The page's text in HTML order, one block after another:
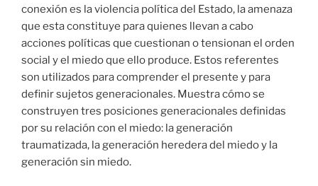
conexión es la violencia política del Estado, la amenaza
que esta constituye para quienes llevan a cabo
acciones políticas que cuestionan o tensionan el orden
social y el miedo que ello produce. Estos referentes
son utilizados para comprender el presente y para
definir sujetos generacionales. Muestra cómo se
construyen tres posiciones generacionales definidas
por su relación con el miedo: la generación
traumatizada, la generación heredera del miedo y la
generación sin miedo.